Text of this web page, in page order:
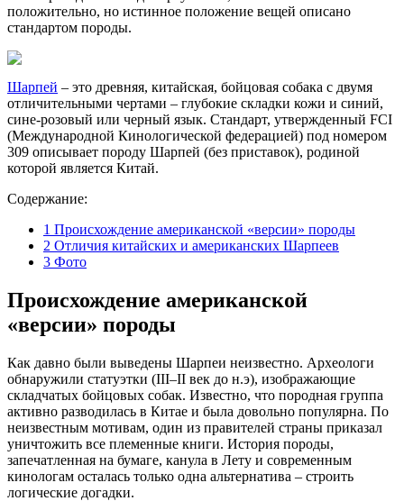
положительно, но истинное положение вещей описано
стандартом породы.
Шарпей – это древняя, китайская, бойцовая собака с двумя
отличительными чертами – глубокие складки кожи и синий,
сине-розовый или черный язык. Стандарт, утвержденный FCI
(Международной Кинологической федерацией) под номером
309 описывает породу Шарпей (без приставок), родиной
которой является Китай.
Содержание:
1 Происхождение американской «версии» породы
2 Отличия китайских и американских Шарпеев
3 Фото
Происхождение американской
«версии» породы
Как давно были выведены Шарпеи неизвестно. Археологи
обнаружили статуэтки (III–II век до н.э), изображающие
складчатых бойцовых собак. Известно, что породная группа
активно разводилась в Китае и была довольно популярна. По
неизвестным мотивам, один из правителей страны приказал
уничтожить все племенные книги. История породы,
запечатленная на бумаге, канула в Лету и современным
кинологам осталась только одна альтернатива – строить
логические догадки.